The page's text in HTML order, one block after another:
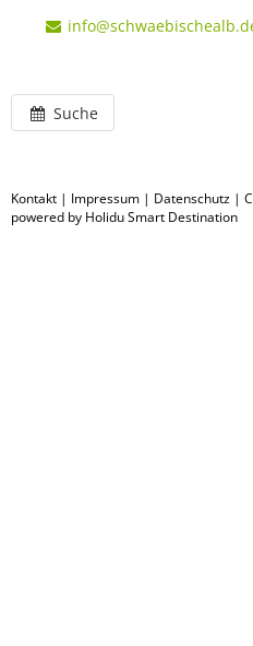
Suche
Kontakt | Impressum | Datenschutz |
powered by Holidu Smart Destination